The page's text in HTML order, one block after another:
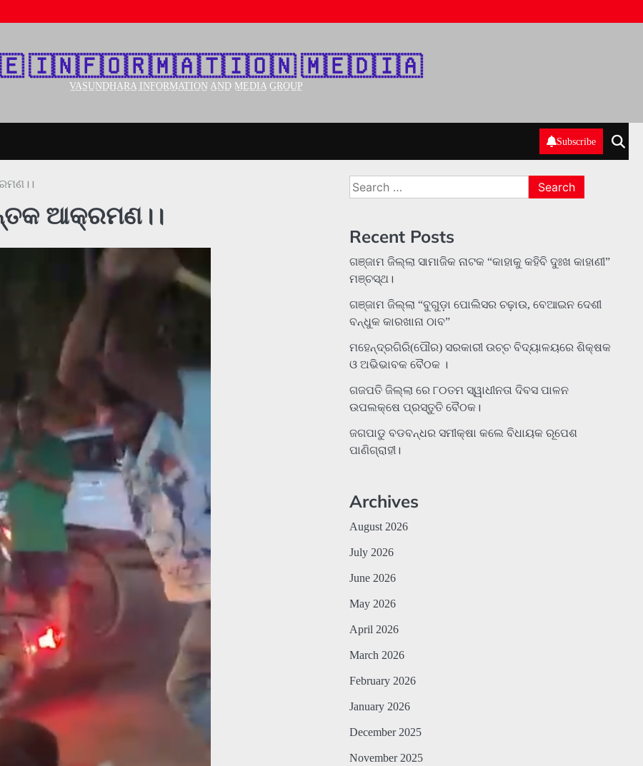
🇮‌🇳‌🇫‌🇴‌🇷‌🇲‌🇦‌🇹‌🇮‌🇴‌🇳‌ 🇲‌🇪‌🇩‌🇮‌🇦‌
V̲A̲S̲U̲N̲D̲H̲A̲R̲A̲ I̲N̲F̲O̲R̲M̲A̲T̲I̲O̲N̲ A̲N̲D̲ M̲E̲D̲I̲A̲ G̲R̲O̲U̲P̲
Subscribe
ଆକ୍ରମଣ।।
Search
for:
Recent Posts
ଗଞ୍ଜାମ ଜିଲ୍ଲା ସାମାଜିକ ନାଟକ “କାହାକୁ କହିବି ଦୁଃଖ କାହାଣୀ”
ମଞ୍ଚସ୍ଥ।
ଗଞ୍ଜାମ ଜିଲ୍ଲା “ବୁଗୁଡ଼ା ପୋଲିସର ଚଢ଼ାଉ, ବେଆଇନ ଦେଶୀ
ବନ୍ଧୁକ କାରଖାନା ଠାବ”
ମହେନ୍ଦ୍ରଗିରି(ପୌର) ସରକାରୀ ଉଚ୍ଚ ବିଦ୍ୟାଳୟରେ ଶିକ୍ଷକ
ଓ ଅଭିଭାବକ ବୈଠକ ।
ଗଜପତି ଜିଲ୍ଲା ରେ ୮୦ତମ ସ୍ୱାଧୀନତା ଦିବସ ପାଳନ
ଉପଲକ୍ଷେ ପ୍ରସ୍ତୁତି ବୈଠକ।
ଜଗପାଡୁ ବଡବନ୍ଧର ସମୀକ୍ଷା କଲେ ବିଧାୟକ ରୂପେଶ
ପାଣିଗ୍ରାହୀ।
Archives
August 2026
July 2026
June 2026
May 2026
April 2026
March 2026
February 2026
January 2026
December 2025
November 2025